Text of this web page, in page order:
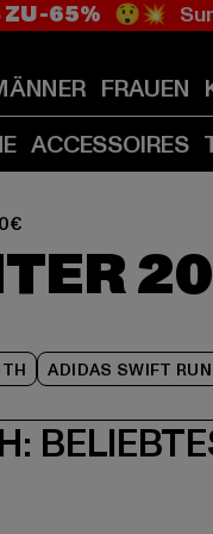
ZU -65% 😲💥
FRAUEN
ACCESSOIRES
ADIDAS SWIFT RUN